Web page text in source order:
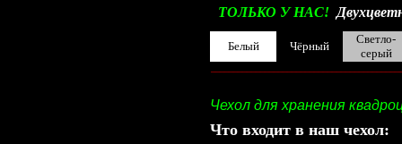
ТОЛЬКО У НАС!
Белый Чёрный
Светло-
серый
Чехол для хранения
Что входит в наш чехол: